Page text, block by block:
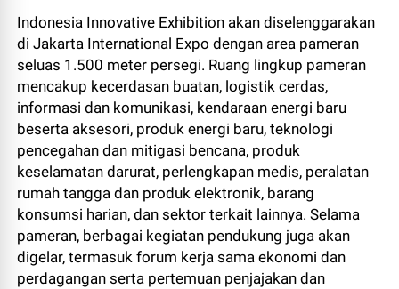
Indonesia Innovative Exhibition akan diselenggarakan
di Jakarta International Expo dengan area pameran
seluas 1.500 meter persegi. Ruang lingkup pameran
mencakup kecerdasan buatan, logistik cerdas,
informasi dan komunikasi, kendaraan energi baru
beserta aksesori, produk energi baru, teknologi
pencegahan dan mitigasi bencana, produk
keselamatan darurat, perlengkapan medis, peralatan
rumah tangga dan produk elektronik, barang
konsumsi harian, dan sektor terkait lainnya. Selama
pameran, berbagai kegiatan pendukung juga akan
digelar, termasuk forum kerja sama ekonomi dan
perdagangan serta pertemuan penjajakan dan